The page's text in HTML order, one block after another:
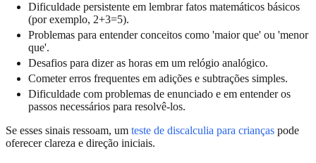
Dificuldade persistente em lembrar fatos matemáticos básicos
(por exemplo, 2+3=5).
Problemas para entender conceitos como 'maior que' ou 'menor
que'.
Desafios para dizer as horas em um relógio analógico.
Cometer erros frequentes em adições e subtrações simples.
Dificuldade com problemas de enunciado e em entender os
passos necessários para resolvê-los.
Se esses sinais ressoam, um teste de discalculia para crianças pode
oferecer clareza e direção iniciais.